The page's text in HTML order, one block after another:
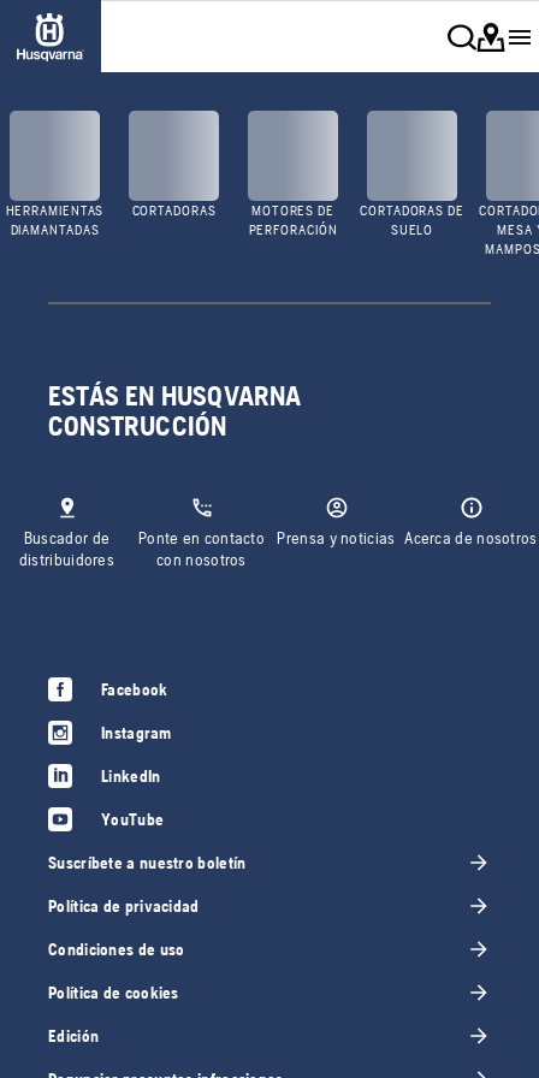
HERRAMIENTAS
DIAMANTADAS
CORTADORAS
MOTORES DE
PERFORACIÓN
CORTADORAS DE
SUELO
MESA
ESTÁS EN HUSQVARNA
CONSTRUCCIÓN
Buscador de
distribuidores
Ponte en contacto
con nosotros
Prensa y noticias Acerca de nosotros
Facebook
Instagram
LinkedIn
YouTube
Suscríbete a nuestro boletín
Política de privacidad
Condiciones de uso
Política de cookies
Edición